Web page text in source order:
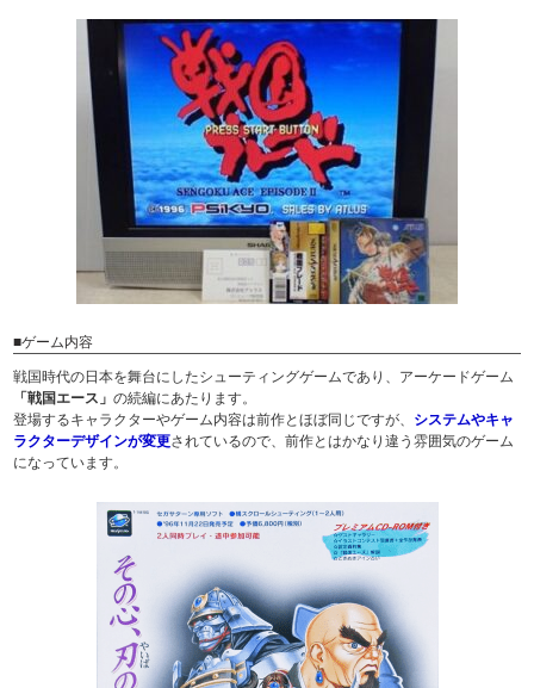
■ゲーム内容
戦国時代の日本を舞台にしたシューティングゲームであり、アーケードゲーム
「戦国エース」の続編にあたります。
登場するキャラクターやゲーム内容は前作とほぼ同じですが、 システムやキャ
ラクターデザインが変更されているので、前作とはかなり違う雰囲気のゲーム
になっています。